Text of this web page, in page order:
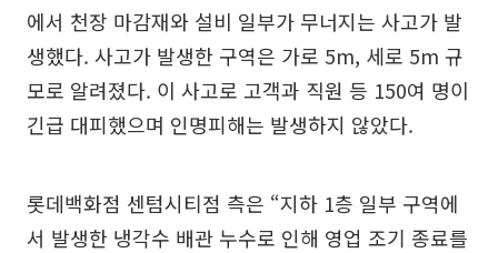
에서 천장 마감재와 설비 일부가 무너지는 사고가 발
생했다. 사고가 발생한 구역은 가로 5m, 세로 5m 규
모로 알려졌다. 이 사고로 고객과 직원 등 150여 명이
긴급 대피했으며 인명피해는 발생하지 않았다.
롯데백화점 센텀시티점 측은 “지하 1층 일부 구역에
서 발생한 냉각수 배관 누수로 인해 영업 조기 종료를